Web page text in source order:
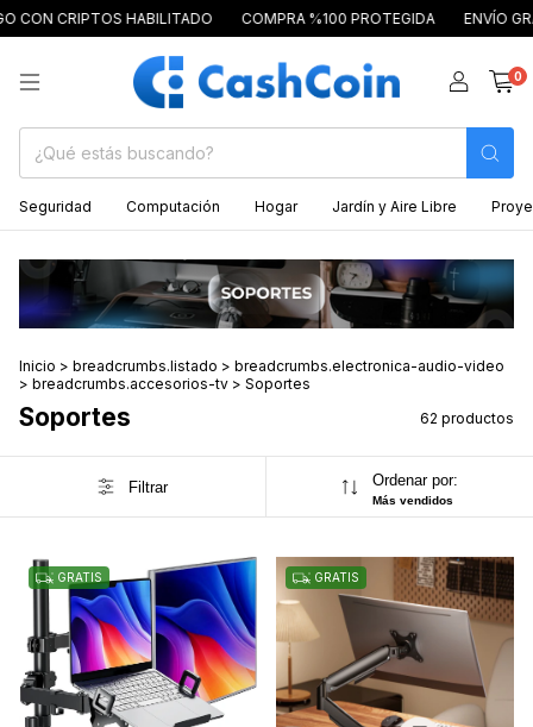
HABILITADO COMPRA %100 PROTEGIDA ENVÍO GRATIS A
0
Seguridad Computación Hogar Jardín y Aire Libre
Inicio > breadcrumbs.listado > breadcrumbs.electronica-audio-video
> breadcrumbs.accesorios-tv > Soportes
Soportes 62 productos
Filtrar Ordenar por:
Más vendidos
GRATIS GRATIS